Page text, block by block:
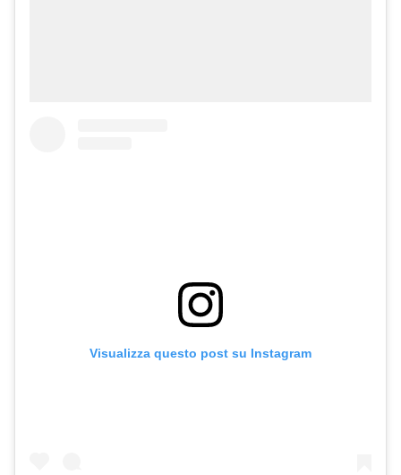
Visualizza questo post su Instagram